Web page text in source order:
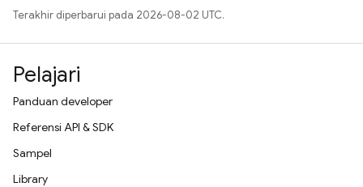
Terakhir diperbarui pada 2026-08-02 UTC.
Pelajari
Panduan developer
Referensi API & SDK
Sampel
Library